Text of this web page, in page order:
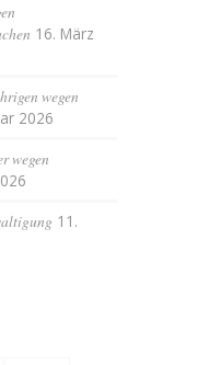
16. März
wegen
2026
wegen
11.